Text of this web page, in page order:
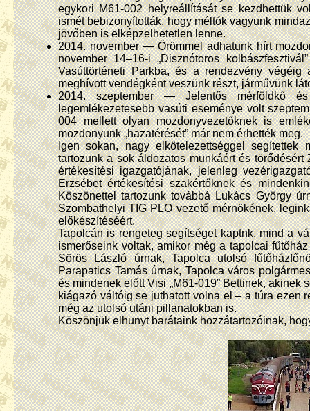
egykori M61-002 helyreállítását se kezdhettük
ismét bebizonyították, hogy méltók vagyunk
jövőben is elképzelhetetlen lenne.
2014. november — Örömmel adhatunk hírt
november 14–16-i „Disznótoros
Vasúttörténeti Parkba, és a rendezvény
meghívott vendégként veszünk részt, járművünk
2014. szeptember — Jelentős mérföldkő
legemlékezetesebb vasúti eseménye volt
004 mellett olyan mozdonyvezetőknek is
mozdonyunk „hazatérését” már nem érhették meg.
Igen sokan, nagy elkötelezettséggel segítettek
tartozunk a sok áldozatos munkáért és
értékesítési igazgatójának, jelenleg
Erzsébet értékesítési szakértőknek és
Köszönettel tartozunk továbbá Lukács György
Szombathelyi TIG PLO vezető mérnökének,
előkészítéséért.
Tapolcán is rengeteg segítséget kaptnk, mind a
ismerőseink voltak, amikor még a tapolcai
Sörös László úrnak, Tapolca utolsó
Parapatics Tamás úrnak, Tapolca város
és mindenek előtt Visi „M61-019” Bettinek,
kiágazó váltóig se juthatott volna el – a túra ezen
még az utolsó utáni pillanatokban is.
Köszönjük elhunyt barátaink hozzátartozóinak,